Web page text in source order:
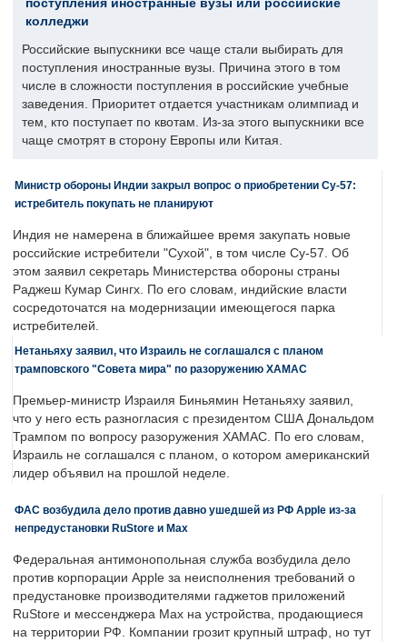
поступления иностранные вузы или российские
колледжи
Российские выпускники все чаще стали выбирать для
поступления иностранные вузы. Причина этого в том
числе в сложности поступления в российские учебные
заведения. Приоритет отдается участникам олимпиад и
тем, кто поступает по квотам. Из-за этого выпускники все
чаще смотрят в сторону Европы или Китая.
Министр обороны Индии закрыл вопрос о приобретении Су-57:
истребитель покупать не планируют
Индия не намерена в ближайшее время закупать новые
российские истребители "Сухой", в том числе Су-57. Об
этом заявил секретарь Министерства обороны страны
Раджеш Кумар Сингх. По его словам, индийские власти
сосредоточатся на модернизации имеющегося парка
истребителей.
Нетаньяху заявил, что Израиль не соглашался с планом
трамповского "Совета мира" по разоружению ХАМАС
Премьер-министр Израиля Биньямин Нетаньяху заявил,
что у него есть разногласия с президентом США Дональдом
Трампом по вопросу разоружения ХАМАС. По его словам,
Израиль не соглашался с планом, о котором американский
лидер объявил на прошлой неделе.
ФАС возбудила дело против давно ушедшей из РФ Apple из-за
непредустановки RuStore и Max
Федеральная антимонопольная служба возбудила дело
против корпорации Apple за неисполнения требований о
предустановке производителями гаджетов приложений
RuStore и мессенджера Max на устройства, продающиеся
на территории РФ. Компании грозит крупный штраф, но тут